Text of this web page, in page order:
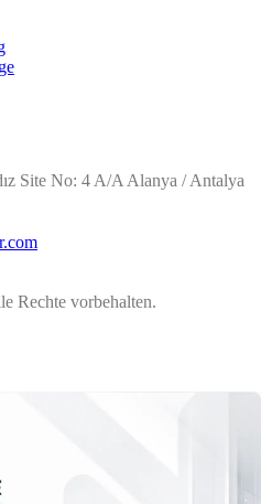
Site No: 4 A/A Alanya / Antalya
Rechte vorbehalten.